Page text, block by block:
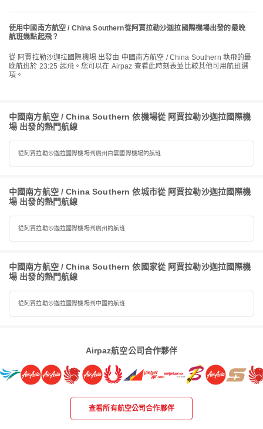
使用中國南方航空 / China Southern從阿賈拉勒沙迦拉國際機場出發的最晚
航班幾點起飛？
從 阿賈拉勒沙迦拉國際機場 出發由 中國南方航空 / China Southern 執飛的最
晚航班於 23:25 起飛。您可以在 Airpaz 查看此時刻表並比較其他可用航班選
項。
中國南方航空 / China Southern 依機場從 阿賈拉勒沙迦拉國際機
場 出發的熱門航線
從阿賈拉勒沙迦拉國際機場到廣州白雲國際機場的航班
中國南方航空 / China Southern 依城市從 阿賈拉勒沙迦拉國際機
場 出發的熱門航線
從阿賈拉勒沙迦拉國際機場到廣州的航班
中國南方航空 / China Southern 依國家從 阿賈拉勒沙迦拉國際機
場 出發的熱門航線
從阿賈拉勒沙迦拉國際機場到中國的航班
Airpaz航空公司合作夥伴
查看所有航空公司合作夥伴